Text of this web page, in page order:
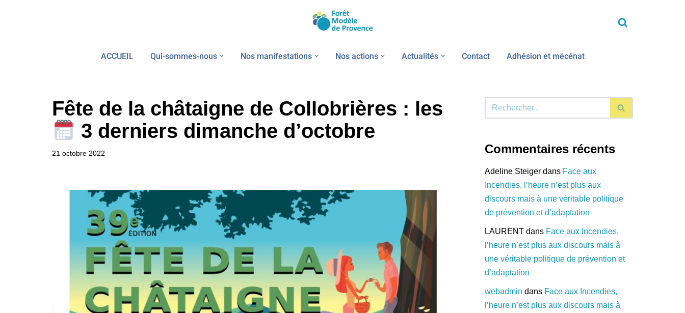
ACCUEIL Qui-sommes-nous Nos manifestations Nos actions Actualités Contact Adhésion et mécénat
Fête de la châtaigne de Collobrières : les
3 derniers dimanche d’octobre
21 octobre 2022 Commentaires récents
Adeline Steiger dans Face aux
Incendies, l’heure n’est plus aux
discours mais à une véritable politique
de prévention et d’adaptation
LAURENT dans Face aux Incendies,
l’heure n’est plus aux discours mais à
une véritable politique de prévention et
d’adaptation
webadmin dans Face aux Incendies,
l’heure n’est plus aux discours mais à